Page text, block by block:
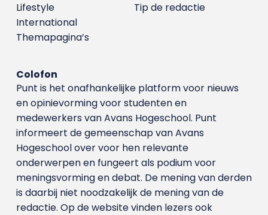
Tip de redactie
Lifestyle
International
Themapagina’s
Colofon
Punt is het onafhankelijke platform voor nieuws
en opinievorming voor studenten en
medewerkers van Avans Hoge­school. Punt
informeert de gemeenschap van Avans
Hogeschool over voor hen relevante
onderwerpen en fungeert als podium voor
meningsvorming en debat. De mening van derden
is daarbij niet noodzakelijk de mening van de
redactie. Op de website vinden lezers ook